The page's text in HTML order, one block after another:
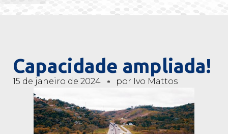
Capacidade ampliada!
15 de janeiro de 2024 por Ivo Mattos